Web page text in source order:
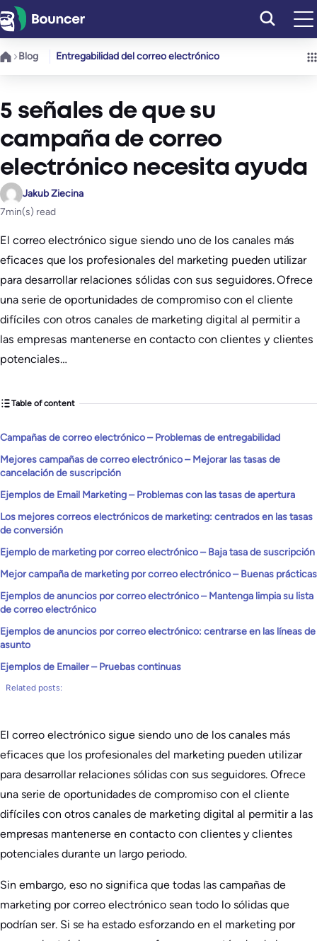
Saltar
al
contenido
Blog Entregabilidad del correo electrónico
5 señales de que su
campaña de correo
electrónico necesita ayuda
Jakub Ziecina
7min(s) read
El correo electrónico sigue siendo uno de los canales más
eficaces que los profesionales del marketing pueden utilizar
para desarrollar relaciones sólidas con sus seguidores. Ofrece
una serie de oportunidades de compromiso con el cliente
difíciles con otros canales de marketing digital al permitir a
las empresas mantenerse en contacto con clientes y clientes
potenciales…
Table of content
Campañas de correo electrónico – Problemas de entregabilidad
Mejores campañas de correo electrónico – Mejorar las tasas de
cancelación de suscripción
Ejemplos de Email Marketing – Problemas con las tasas de apertura
Los mejores correos electrónicos de marketing: centrados en las tasas
de conversión
Ejemplo de marketing por correo electrónico – Baja tasa de suscripción
Mejor campaña de marketing por correo electrónico – Buenas prácticas
Ejemplos de anuncios por correo electrónico – Mantenga limpia su lista
de correo electrónico
Ejemplos de anuncios por correo electrónico: centrarse en las líneas de
asunto
Ejemplos de Emailer – Pruebas continuas
Related posts:
El correo electrónico sigue siendo uno de los canales más
eficaces que los profesionales del marketing pueden utilizar
para desarrollar relaciones sólidas con sus seguidores. Ofrece
una serie de oportunidades de compromiso con el cliente
difíciles con otros canales de marketing digital al permitir a las
empresas mantenerse en contacto con clientes y clientes
potenciales durante un largo periodo.
Sin embargo, eso no significa que todas las campañas de
marketing por correo electrónico sean todo lo sólidas que
podrían ser. Si se ha estado esforzando en el marketing por